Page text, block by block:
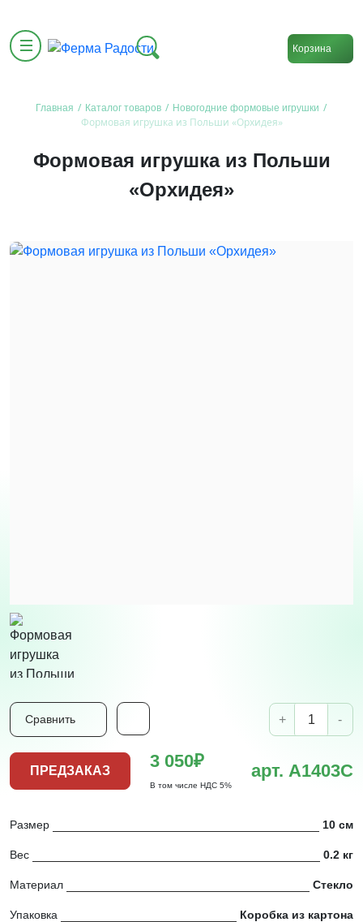
Корзина
Главная / Каталог товаров / Новогодние формовые игрушки /
Формовая игрушка из Польши «Орхидея»
Формовая игрушка из Польши
«Орхидея»
Сравнить + -
ПРЕДЗАКАЗ 3 050₽
В том числе НДС 5%
арт. A1403C
Размер 10 см
Вес 0.2 кг
Материал Стекло
Упаковка Коробка из картона